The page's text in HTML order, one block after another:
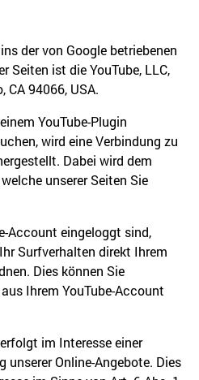
der von Google betriebenen
Seiten ist die YouTube, LLC,
CA 94066, USA.
YouTube-Plugin
wird eine Verbindung zu
Dabei wird dem
unserer Seiten Sie
Account eingeloggt sind,
Surfverhalten direkt Ihrem
Dies können Sie
Ihrem YouTube-Account
im Interesse einer
unserer Online-Angebote. Dies